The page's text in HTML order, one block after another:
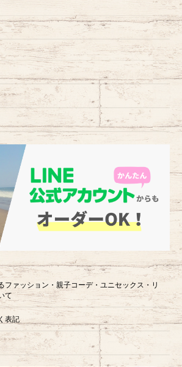
ファッション・親子コーデ・ユニセックス・リ
て
表記